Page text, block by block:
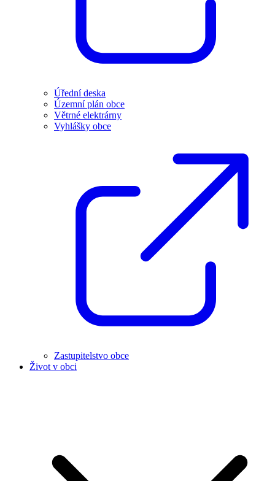
Úřední deska
Územní plán obce
Větrné elektrárny
Vyhlášky obce
Zastupitelstvo obce
Život v obci